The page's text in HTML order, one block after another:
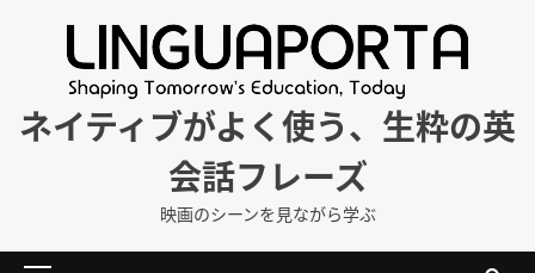
ネイティブがよく使う、生粋の英
会話フレーズ
映画のシーンを見ながら学ぶ